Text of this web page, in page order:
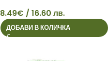
8
8.49€ / 16.60 лв.
ДОБАВИ В КОЛИЧКА